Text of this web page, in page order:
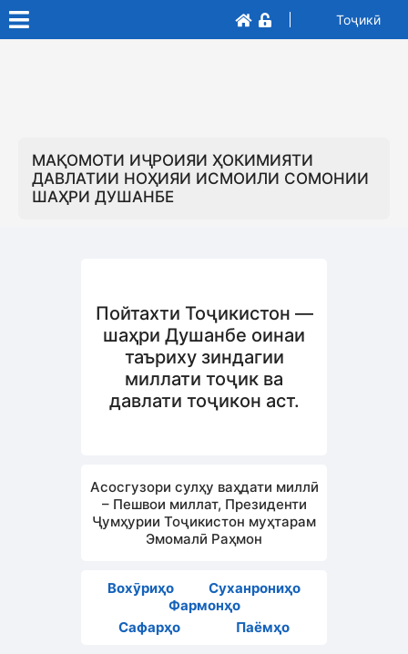
Тоҷикӣ
МАҚОМОТИ ИҶРОИЯИ ҲОКИМИЯТИ
ДАВЛАТИИ НОҲИЯИ ИСМОИЛИ СОМОНИИ
ШАҲРИ ДУШАНБЕ
Пойтахти Тоҷикистон —
шаҳри Душанбе оинаи
таъриху зиндагии
миллати тоҷик ва
давлати тоҷикон аст.
Асосгузори сулҳу ваҳдати миллӣ
– Пешвои миллат, Президенти
Ҷумҳурии Тоҷикистон муҳтарам
Эмомалӣ Раҳмон
Вохӯриҳо
Суханрониҳо
Фармонҳо
Сафарҳо
Паёмҳо